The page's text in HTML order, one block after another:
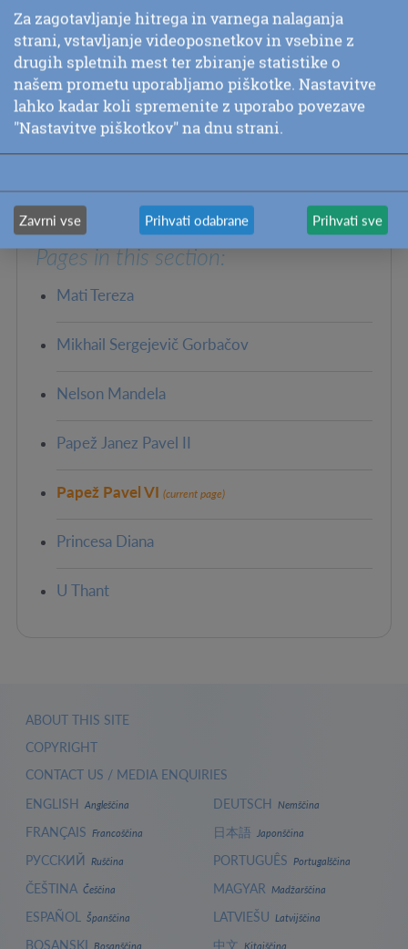
V tebi je pogašena neutrudna žeja svetovnega časa.
V tebi cveti visoko drevo popolnosti Združenih narodov.”

PREVIOUS
NEXT: PRINCESA DIANA
Pages in this section:
Mati Tereza
Mikhail Sergejevič Gorbačov
Nelson Mandela
Papež Janez Pavel II
Papež Pavel VI (current page)
Princesa Diana
U Thant
ABOUT THIS SITE
COPYRIGHT
CONTACT US / MEDIA ENQUIRIES
ENGLISH Angleščina
FRANÇAIS Francoščina
РУССКИЙ Ruščina
ČEŠTINA Češčina
ESPAÑOL Španščina
BOSANSKI Bosanščina
DEUTSCH Nemščina
日本語 Japonščina
PORTUGUÊS Portugalščina
MAGYAR Madžarščina
LATVIEŠU Latvijščina
中文 Kitajščina
Za zagotavljanje hitrega in varnega nalaganja
strani, vstavljanje videoposnetkov in vsebine z
drugih spletnih mest ter zbiranje statistike o
našem prometu uporabljamo piškotke. Nastavitve
lahko kadar koli spremenite z uporabo povezave
"Nastavitve piškotkov" na dnu strani.
Zavrni vse Prihvati odabrane Prihvati sve